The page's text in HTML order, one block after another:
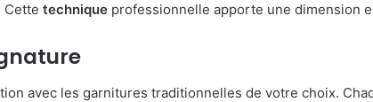
Cette technique professionnelle apporte une dimension
avec les garnitures traditionnelles de votre choix.